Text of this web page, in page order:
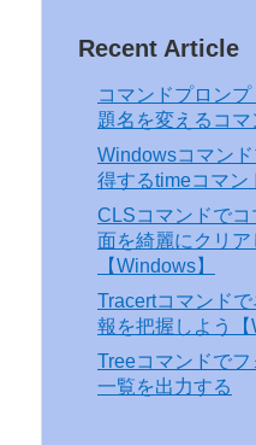
Recent Article
コマンドプロン
題名を変えるコマ
Windowsコマン
得するtimeコマン
CLSコマンドで
面を綺麗にクリア
【Windows】
Tracertコマンド
報を把握しよう【
Treeコマンドで
一覧を出力する